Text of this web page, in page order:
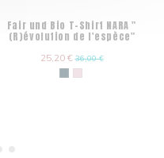
Fair und Bio T-Shirt NARA "
(R)évolution de l'espèce"
25,20 €36,00 €